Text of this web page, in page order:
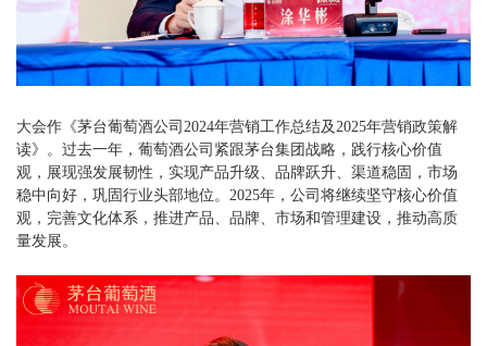
大会作《茅台葡萄酒公司2024年营销工作总结及2025年营销政策解
读》。过去一年，葡萄酒公司紧跟茅台集团战略，践行核心价值
观，展现强发展韧性，实现产品升级、品牌跃升、渠道稳固，市场
稳中向好，巩固行业头部地位。2025年，公司将继续坚守核心价值
观，完善文化体系，推进产品、品牌、市场和管理建设，推动高质
量发展。